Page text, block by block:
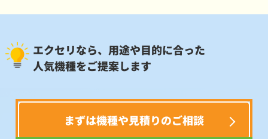
エクセリなら、用途や目的に合った
人気機種をご提案します
まずは機種や見積りのご相談